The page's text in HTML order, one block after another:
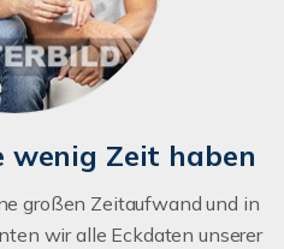
wenig Zeit haben
großen Zeitaufwand und in
wir alle Eckdaten unserer